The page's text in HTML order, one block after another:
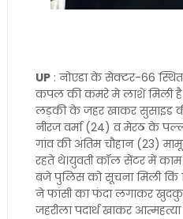
UP: नोएडा के सेक्टर-66
कपल की कमरे मे लाशें मिली
लड़की के जहर खाकर सुसाइड
नीरज वर्मा (24) व मेरठ के
गांव की अंतिम चौहान (23)
रहते थे।युवती कॉल सेंटर में काम
बजे पुलिस को सूचना मिली
ने फांसी का फंदा लगाकर
जहरीला पदार्थ खाकर